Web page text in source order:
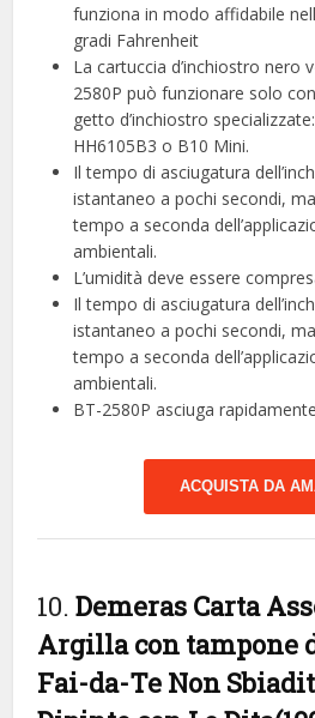
funziona in modo affidabile
gradi Fahrenheit
La cartuccia d’inchiostro nero
2580P può funzionare solo
getto d’inchiostro
HH6105B3 o B10 Mini.
Il tempo di asciugatura
istantaneo a pochi secondi,
tempo a seconda
ambientali.
L’umidità deve essere
Il tempo di asciugatura
istantaneo a pochi secondi,
tempo a seconda
ambientali.
BT-2580P asciuga
ACQUISTA DA
10.Demeras Carta
Argilla con tampone
Fai-da-Te Non